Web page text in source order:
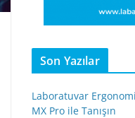
Son Yazılar
Laboratuvar
MX Pro ile Tanışın